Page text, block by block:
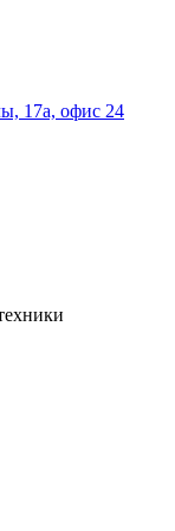
17а, офис 24